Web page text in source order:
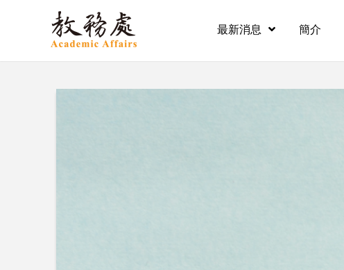
最新消息 簡介